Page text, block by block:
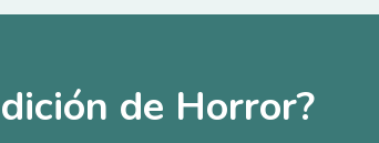
de Horror?